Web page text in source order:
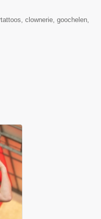
clownerie, goochelen,